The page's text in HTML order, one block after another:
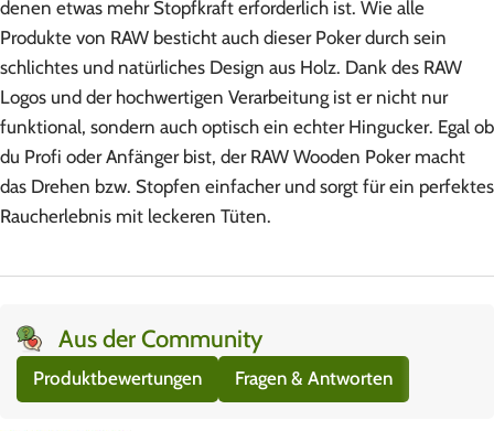
denen etwas mehr Stopfkraft erforderlich ist. Wie alle
Produkte von RAW besticht auch dieser Poker durch sein
schlichtes und natürliches Design aus Holz. Dank des RAW
Logos und der hochwertigen Verarbeitung ist er nicht nur
funktional, sondern auch optisch ein echter Hingucker. Egal ob
du Profi oder Anfänger bist, der RAW Wooden Poker macht
das Drehen bzw. Stopfen einfacher und sorgt für ein perfektes
Raucherlebnis mit leckeren Tüten.
Aus der Community
Produktbewertungen Fragen & Antworten